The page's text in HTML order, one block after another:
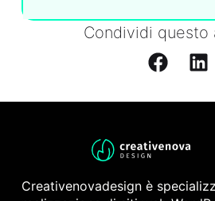
Condividi questo
Creativenovadesign è